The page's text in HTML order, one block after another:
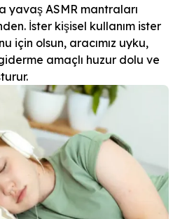
yavaş ASMR mantraları
İster kişisel kullanım ister
için olsun, aracımız uyku,
amaçlı huzur dolu ve